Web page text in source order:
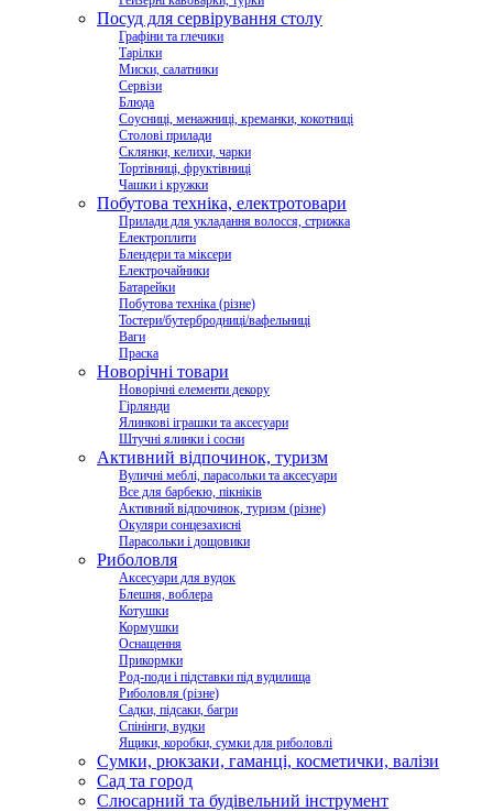
Посуд для сервірування столу
Графіни та глечики
Тарілки
Миски, салатники
Сервізи
Блюда
Соусниці, менажниці, креманки, кокотниці
Столові прилади
Склянки, келихи, чарки
Тортівниці, фруктівниці
Чашки і кружки
Побутова техніка, електротовари
Прилади для укладання волосся, стрижка
Електроплити
Блендери та міксери
Електрочайники
Батарейки
Побутова техніка (різне)
Тостери/бутербродниці/вафельниці
Ваги
Праска
Новорічні товари
Новорічні елементи декору
Гірлянди
Ялинкові іграшки та аксесуари
Штучні ялинки і сосни
Активний відпочинок, туризм
Вуличні меблі, парасольки та аксесуари
Все для барбекю, пікніків
Активний відпочинок, туризм (різне)
Окуляри сонцезахисні
Парасольки і дощовики
Риболовля
Аксесуари для вудок
Блешня, воблера
Котушки
Кормушки
Оснащення
Прикормки
Род-поди і підставки під вудилища
Риболовля (різне)
Садки, підсаки, багри
Спінінги, вудки
Ящики, коробки, сумки для риболовлі
Сумки, рюкзаки, гаманці, косметички, валізи
Сад та город
Слюсарний та будівельний інструмент